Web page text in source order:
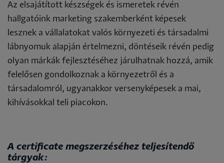
Az elsajátított készségek és ismeretek révén
hallgatóink marketing szakemberként képesek
lesznek a vállalatokat valós környezeti és társadalmi
lábnyomuk alapján értelmezni, döntéseik révén pedig
olyan márkák fejlesztéséhez járulhatnak hozzá, amik
felelősen gondolkoznak a környezetről és a
társadalomról, ugyanakkor versenyképesek a mai,
kihívásokkal teli piacokon.
A certificate megszerzéséhez teljesítendő
tárgyak: